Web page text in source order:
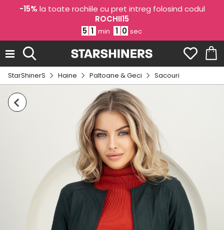
-15% la toate rochiile cu pret intreg folosind codul
ROCHII15
5 1 min 1 0 sec
StarShinerS Haine Paltoane & Geci Sacouri